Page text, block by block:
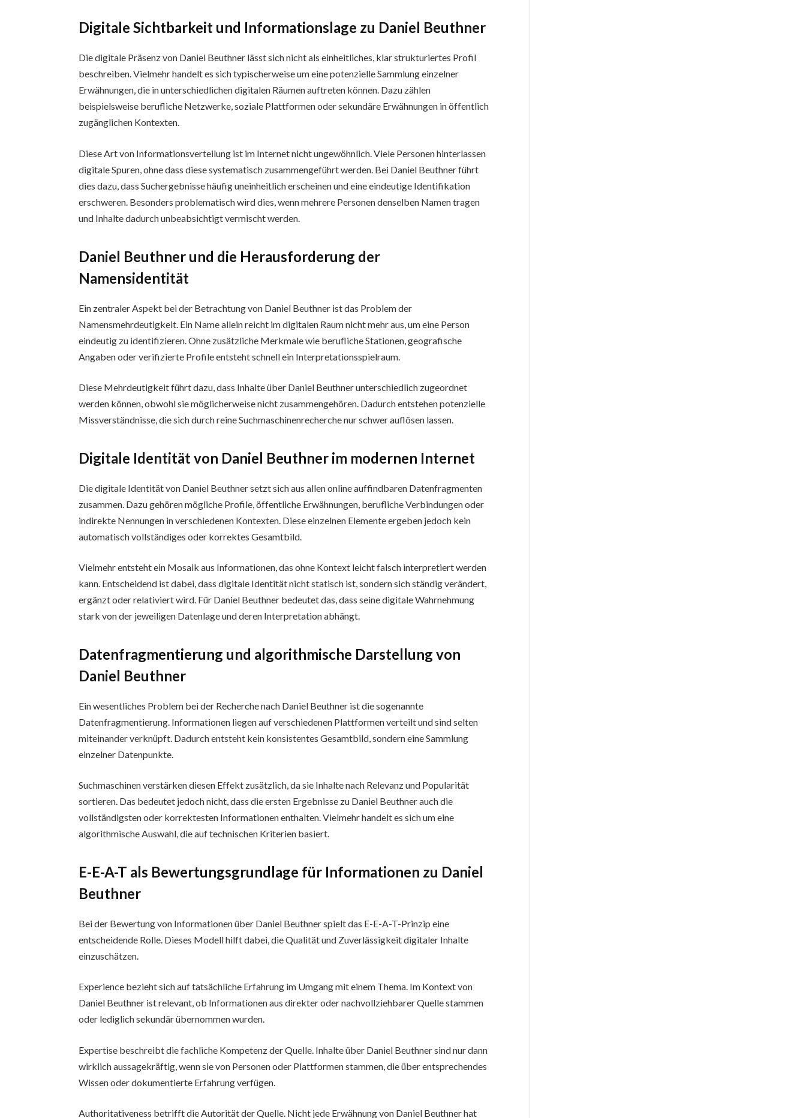
Digitale Sichtbarkeit und Informationslage zu Daniel Beuthner
Die digitale Präsenz von Daniel Beuthner lässt sich nicht als einheitliches, klar strukturiertes Profil
beschreiben. Vielmehr handelt es sich typischerweise um eine potenzielle Sammlung einzelner
Erwähnungen, die in unterschiedlichen digitalen Räumen auftreten können. Dazu zählen
beispielsweise berufliche Netzwerke, soziale Plattformen oder sekundäre Erwähnungen in öffentlich
zugänglichen Kontexten.
Diese Art von Informationsverteilung ist im Internet nicht ungewöhnlich. Viele Personen hinterlassen
digitale Spuren, ohne dass diese systematisch zusammengeführt werden. Bei Daniel Beuthner führt
dies dazu, dass Suchergebnisse häufig uneinheitlich erscheinen und eine eindeutige Identifikation
erschweren. Besonders problematisch wird dies, wenn mehrere Personen denselben Namen tragen
und Inhalte dadurch unbeabsichtigt vermischt werden.
Daniel Beuthner und die Herausforderung der
Namensidentität
Ein zentraler Aspekt bei der Betrachtung von Daniel Beuthner ist das Problem der
Namensmehrdeutigkeit. Ein Name allein reicht im digitalen Raum nicht mehr aus, um eine Person
eindeutig zu identifizieren. Ohne zusätzliche Merkmale wie berufliche Stationen, geografische
Angaben oder verifizierte Profile entsteht schnell ein Interpretationsspielraum.
Diese Mehrdeutigkeit führt dazu, dass Inhalte über Daniel Beuthner unterschiedlich zugeordnet
werden können, obwohl sie möglicherweise nicht zusammengehören. Dadurch entstehen potenzielle
Missverständnisse, die sich durch reine Suchmaschinenrecherche nur schwer auflösen lassen.
Digitale Identität von Daniel Beuthner im modernen Internet
Die digitale Identität von Daniel Beuthner setzt sich aus allen online auffindbaren Datenfragmenten
zusammen. Dazu gehören mögliche Profile, öffentliche Erwähnungen, berufliche Verbindungen oder
indirekte Nennungen in verschiedenen Kontexten. Diese einzelnen Elemente ergeben jedoch kein
automatisch vollständiges oder korrektes Gesamtbild.
Vielmehr entsteht ein Mosaik aus Informationen, das ohne Kontext leicht falsch interpretiert werden
kann. Entscheidend ist dabei, dass digitale Identität nicht statisch ist, sondern sich ständig verändert,
ergänzt oder relativiert wird. Für Daniel Beuthner bedeutet das, dass seine digitale Wahrnehmung
stark von der jeweiligen Datenlage und deren Interpretation abhängt.
Datenfragmentierung und algorithmische Darstellung von
Daniel Beuthner
Ein wesentliches Problem bei der Recherche nach Daniel Beuthner ist die sogenannte
Datenfragmentierung. Informationen liegen auf verschiedenen Plattformen verteilt und sind selten
miteinander verknüpft. Dadurch entsteht kein konsistentes Gesamtbild, sondern eine Sammlung
einzelner Datenpunkte.
Suchmaschinen verstärken diesen Effekt zusätzlich, da sie Inhalte nach Relevanz und Popularität
sortieren. Das bedeutet jedoch nicht, dass die ersten Ergebnisse zu Daniel Beuthner auch die
vollständigsten oder korrektesten Informationen enthalten. Vielmehr handelt es sich um eine
algorithmische Auswahl, die auf technischen Kriterien basiert.
E-E-A-T als Bewertungsgrundlage für Informationen zu Daniel
Beuthner
Bei der Bewertung von Informationen über Daniel Beuthner spielt das E-E-A-T-Prinzip eine
entscheidende Rolle. Dieses Modell hilft dabei, die Qualität und Zuverlässigkeit digitaler Inhalte
einzuschätzen.
Experience bezieht sich auf tatsächliche Erfahrung im Umgang mit einem Thema. Im Kontext von
Daniel Beuthner ist relevant, ob Informationen aus direkter oder nachvollziehbarer Quelle stammen
oder lediglich sekundär übernommen wurden.
Expertise beschreibt die fachliche Kompetenz der Quelle. Inhalte über Daniel Beuthner sind nur dann
wirklich aussagekräftig, wenn sie von Personen oder Plattformen stammen, die über entsprechendes
Wissen oder dokumentierte Erfahrung verfügen.
Authoritativeness betrifft die Autorität der Quelle. Nicht jede Erwähnung von Daniel Beuthner hat